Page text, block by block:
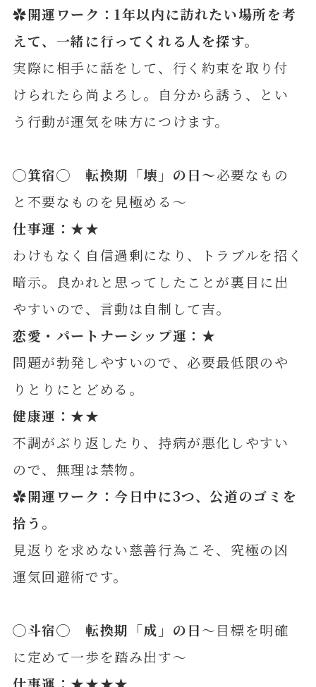
✿開運ワーク：1年以内に訪れたい場所を考
えて、一緒に行ってくれる人を探す。
実際に相手に話をして、行く約束を取り付
けられたら尚よろし。自分から誘う、とい
う行動が運気を味方につけます。
◯箕宿◯ 転換期「壊」の日～必要なもの
と不要なものを見極める～
仕事運：★★
わけもなく自信過剰になり、トラブルを招く
暗示。良かれと思ってしたことが裏目に出
やすいので、言動は自制して吉。
恋愛・パートナーシップ運：★
問題が勃発しやすいので、必要最低限のや
りとりにとどめる。
健康運：★★
不調がぶり返したり、持病が悪化しやすい
ので、無理は禁物。
✿開運ワーク：今日中に3つ、公道のゴミを
拾う 。
見返りを求めない慈善行為こそ、究極の凶
運気回避術です。
◯斗宿◯ 転換期「成」の日～目標を明確
に定めて一歩を踏み出す～